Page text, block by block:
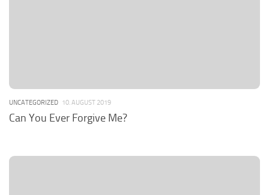
UNCATEGORIZED 10. AUGUST 2019
Can You Ever Forgive Me?